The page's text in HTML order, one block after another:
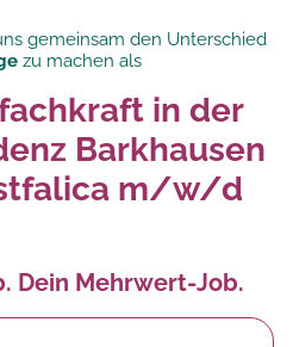
gemeinsam den Unterschied
zu machen als
in der
Barkhausen
m/w/d
Dein Mehrwert-Job.